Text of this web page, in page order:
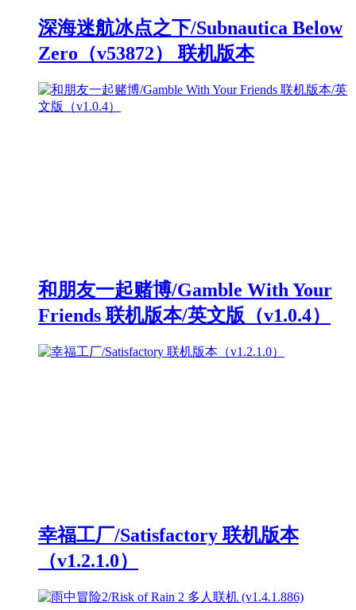
深海迷航冰点之下/Subnautica Below
Zero（v53872） 联机版本
和朋友一起赌博/Gamble With Your
Friends 联机版本/英文版（v1.0.4）
幸福工厂/Satisfactory 联机版本
（v1.2.1.0）